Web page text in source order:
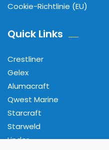
Cookie-Richtlinie (EU)
Quick Links
Crestliner
Gelex
Alumacraft
Qwest Marine
Starcraft
Starweld
Linder